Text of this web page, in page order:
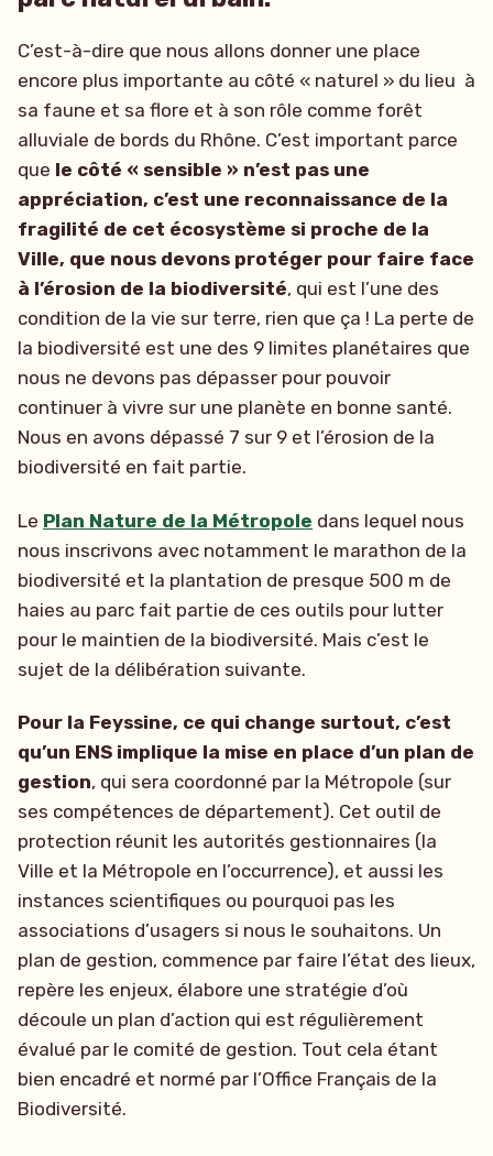
C’est-à-dire que nous allons donner une place
encore plus importante au côté « naturel » du lieu à
sa faune et sa flore et à son rôle comme forêt
alluviale de bords du Rhône. C’est important parce
que le côté « sensible » n’est pas une
appréciation, c’est une reconnaissance de la
fragilité de cet écosystème si proche de la
Ville, que nous devons protéger pour faire face
à l’érosion de la biodiversité, qui est l’une des
condition de la vie sur terre, rien que ça ! La perte de
la biodiversité est une des 9 limites planétaires que
nous ne devons pas dépasser pour pouvoir
continuer à vivre sur une planète en bonne santé.
Nous en avons dépassé 7 sur 9 et l’érosion de la
biodiversité en fait partie.
Le Plan Nature de la Métropole dans lequel nous
nous inscrivons avec notamment le marathon de la
biodiversité et la plantation de presque 500 m de
haies au parc fait partie de ces outils pour lutter
pour le maintien de la biodiversité. Mais c’est le
sujet de la délibération suivante.
Pour la Feyssine, ce qui change surtout, c’est
qu’un ENS implique la mise en place d’un plan de
gestion, qui sera coordonné par la Métropole (sur
ses compétences de département). Cet outil de
protection réunit les autorités gestionnaires (la
Ville et la Métropole en l’occurrence), et aussi les
instances scientifiques ou pourquoi pas les
associations d’usagers si nous le souhaitons. Un
plan de gestion, commence par faire l’état des lieux,
repère les enjeux, élabore une stratégie d’où
découle un plan d’action qui est régulièrement
évalué par le comité de gestion. Tout cela étant
bien encadré et normé par l’Office Français de la
Biodiversité.